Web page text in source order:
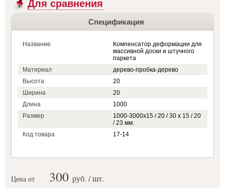
Для сравнения
Спецификация
Название
Компенсатор деформации для
массивной доски и штучного
паркета
Материал
дерево-пробка-дерево
Высота
20
Ширина
20
Длина
1000
Размер
1000-3000х15 / 20 / 30 х 15 / 20
/ 23 мм.
Код товара
17-14
Цена от 300 руб. / шт.